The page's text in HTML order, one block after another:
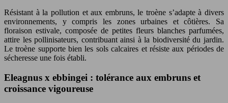
Résistant à la pollution et aux embruns, le troène s’adapte à divers
environnements, y compris les zones urbaines et côtières. Sa
floraison estivale, composée de petites fleurs blanches parfumées,
attire les pollinisateurs, contribuant ainsi à la biodiversité du jardin.
Le troène supporte bien les sols calcaires et résiste aux périodes de
sécheresse une fois établi.
Eleagnus x ebbingei : tolérance aux embruns et
croissance vigoureuse